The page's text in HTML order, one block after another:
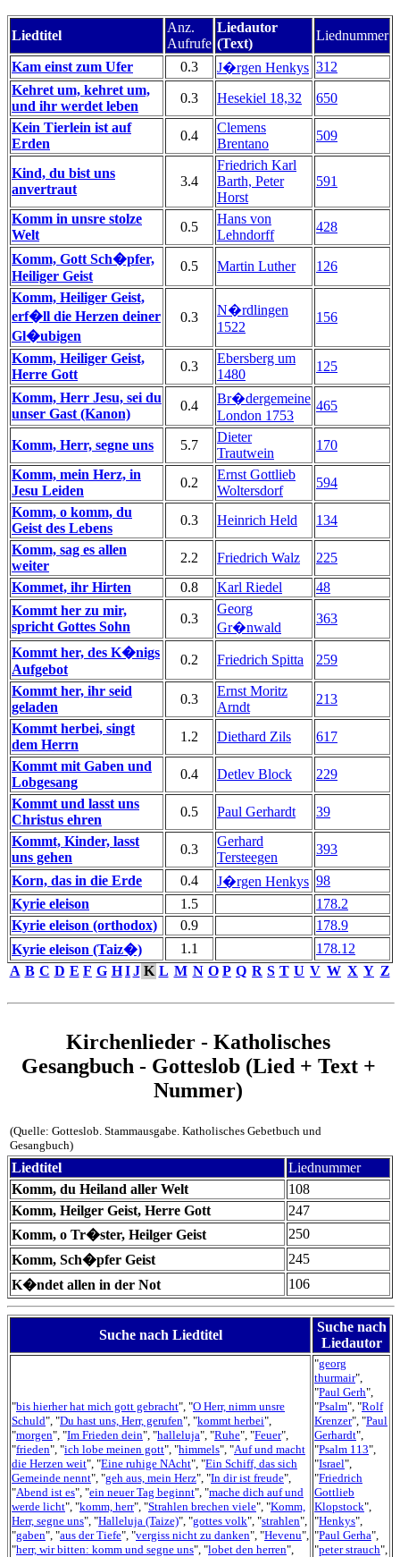
Liedtitel
Anz.
Aufrufe
Liedautor
(Text)
Liednummer
Kam einst zum Ufer 0.3 J�rgen Henkys 312
Kehret um, kehret um,
und ihr werdet leben
0.3 Hesekiel 18,32
650
Kein Tierlein ist auf
Erden
0.4
Clemens
Brentano
509
Kind, du bist uns
anvertraut
3.4
Friedrich Karl
Barth, Peter
Horst
591
Komm in unsre stolze
Welt
0.5
Hans von
Lehndorff
428
Komm, Gott Sch�pfer,
Heiliger Geist
0.5 Martin Luther 126
Komm, Heiliger Geist,
erf�ll die Herzen deiner
Gl�ubigen
0.3
N�rdlingen
1522
156
Komm, Heiliger Geist,
Herre Gott
0.3
Ebersberg um
1480
125
Komm, Herr Jesu, sei du
unser Gast (Kanon)
0.4
Br�dergemeine
London 1753
465
Komm, Herr, segne uns 5.7
Dieter
Trautwein
170
Komm, mein Herz, in
Jesu Leiden
0.2
Ernst Gottlieb
Woltersdorf
594
Komm, o komm, du
Geist des Lebens
0.3 Heinrich Held
134
Komm, sag es allen
weiter
2.2 Friedrich Walz
225
Kommet, ihr Hirten
0.8 Karl Riedel
48
Kommt her zu mir,
spricht Gottes Sohn
0.3
Georg
Gr�nwald
363
Kommt her, des K�nigs
Aufgebot
0.2 Friedrich Spitta 259
Kommt her, ihr seid
geladen
0.3
Ernst Moritz
Arndt
213
Kommt herbei, singt
dem Herrn
1.2 Diethard Zils
617
Kommt mit Gaben und
Lobgesang
0.4 Detlev Block
229
Kommt und lasst uns
Christus ehren
0.5 Paul Gerhardt
39
Kommt, Kinder, lasst
uns gehen
0.3
Gerhard
Tersteegen
393
Korn, das in die Erde 0.4 J�rgen Henkys 98
Kyrie eleison
1.5
178.2
Kyrie eleison (orthodox)
0.9
178.9
Kyrie eleison (Taiz�)
1.1
178.12
A B C D E F G H IJ K L M N O P Q R S T U V W X Y Z
Kirchenlieder - Katholisches
Gesangbuch - Gotteslob (Lied + Text +
Nummer)
(Quelle: Gotteslob. Stammausgabe. Katholisches Gebetbuch und
Gesangbuch)
Liedtitel
Liednummer
Komm, du Heiland aller Welt
108
Komm, Heilger Geist, Herre Gott
247
Komm, o Tr�ster, Heilger Geist
250
Komm, Sch�pfer Geist
245
K�ndet allen in der Not
106
Suche nach Liedtitel
Suche nach
Liedautor
"bis hierher hat mich gott gebracht", "O Herr, nimm unsre
Schuld", "Du hast uns, Herr, gerufen", "kommt herbei",
"morgen", "Im Frieden dein", "halleluja", "Ruhe", "Feuer",
"frieden", "ich lobe meinen gott", "himmels", "Auf und macht
die Herzen weit", "Eine ruhige NAcht", "Ein Schiff, das sich
Gemeinde nennt", "geh aus, mein Herz", "In dir ist freude",
"Abend ist es", "ein neuer Tag beginnt", "mache dich auf und
werde licht", "komm, herr", "Strahlen brechen viele", "Komm,
Herr, segne uns", "Halleluja (Taize)", "gottes volk", "strahlen",
"gaben", "aus der Tiefe", "vergiss nicht zu danken", "Hevenu",
"herr, wir bitten: komm und segne uns", "lobet den herren",
"georg
thurmair",
"Paul Gerh",
"Psalm", "Rolf
Krenzer", "Paul
Gerhardt",
"Psalm 113",
"Israel",
"Friedrich
Gottlieb
Klopstock",
"Henkys",
"Paul Gerha",
"peter strauch",